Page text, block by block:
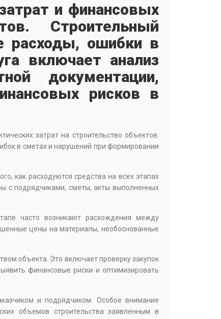
и финансовых
Строительный
расходы, ошибки в
включает анализ
документации,
рисков в
затрат на строительство объектов.
в сметах и нарушений при формировании
как расходуются средства на всех этапах
с подрядчиками, сметы, акты выполненных
часто возникают расхождения между
цены на материалы, необоснованные
объекта. Это включает проверку закупок
финансовые риски и оптимизировать
и подрядчиком. Особое внимание
объемов строительства заявленным в